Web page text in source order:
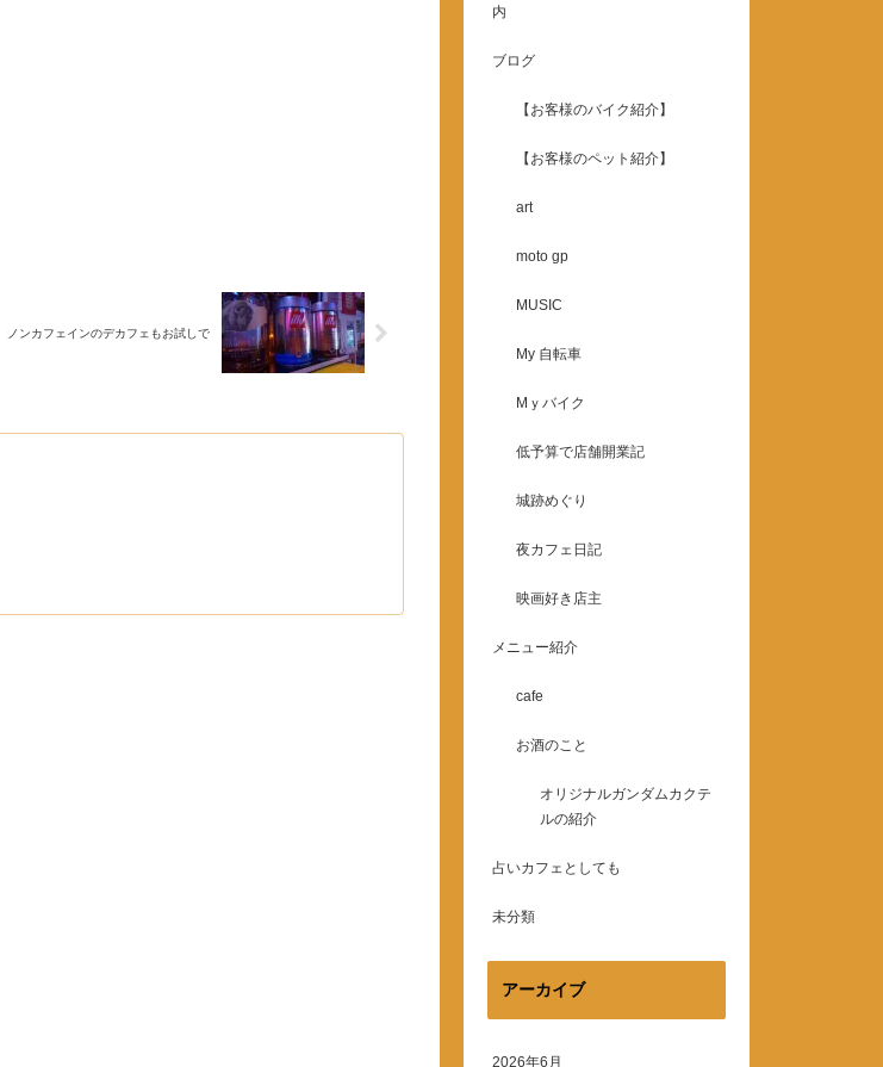
ノンカフェインのデカフェもお試しで
内
ブログ
【お客様のバイク紹介】
【お客様のペット紹介】
art
moto gp
MUSIC
My 自転車
Mｙバイク
低予算で店舗開業記
城跡めぐり
夜カフェ日記
映画好き店主
メニュー紹介
cafe
お酒のこと
オリジナルガンダムカクテ
ルの紹介
占いカフェとしても
未分類
アーカイブ
2026年6月